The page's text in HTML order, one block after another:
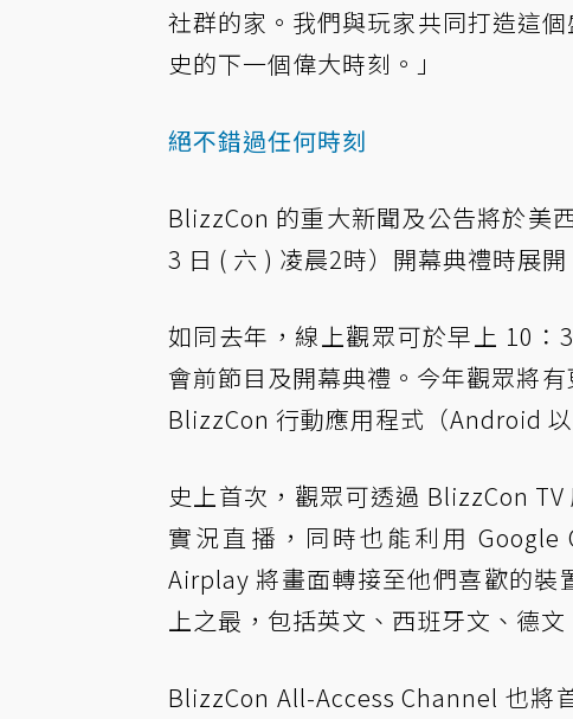
社群的家。我們與玩家共同打造這
史的下一個偉大時刻。」
絕不錯過任何時刻
BlizzCon 的重大新聞及公告將於美
3 日 ( 六 ) 凌晨2時）開幕典禮時展開
如同去年，線上觀眾可於早上 10
會前節目及開幕典禮。今年觀眾將
BlizzCon 行動應用程式（Android
史上首次，觀眾可透過 BlizzCon
實況直播，同時也能利用 Google
Airplay 將畫面轉接至他們喜歡的裝
上之最，包括英文、西班牙文、德
BlizzCon All-Access Channel 也將